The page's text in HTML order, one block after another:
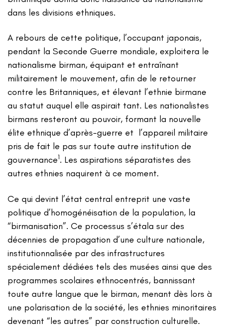
dans les divisions ethniques.
A rebours de cette politique, l’occupant japonais,
pendant la Seconde Guerre mondiale, exploitera le
nationalisme birman, équipant et entraînant
militairement le mouvement, afin de le retourner
contre les Britanniques, et élevant l’ethnie birmane
au statut auquel elle aspirait tant. Les nationalistes
birmans resteront au pouvoir, formant la nouvelle
élite ethnique d’après-guerre et l’appareil militaire
pris de fait le pas sur toute autre institution de
gouvernance1. Les aspirations séparatistes des
autres ethnies naquirent à ce moment.
Ce qui devint l’état central entreprit une vaste
politique d’homogénéisation de la population, la
“birmanisation”. Ce processus s’étala sur des
décennies de propagation d’une culture nationale,
institutionnalisée par des infrastructures
spécialement dédiées tels des musées ainsi que des
programmes scolaires ethnocentrés, bannissant
toute autre langue que le birman, menant dès lors à
une polarisation de la société, les ethnies minoritaires
devenant “les autres” par construction culturelle.